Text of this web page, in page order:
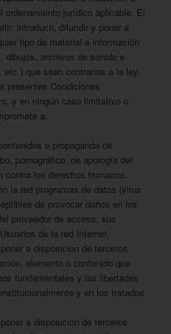
ordenamiento jurídico aplicable. El
introducir, difundir y poner a
tipo de material e información
dibujos, archivos de sonido e
que sean contrarios a la ley,
presentes Condiciones
y en ningún caso limitativo o
a:
o propaganda de
pornográfico, de apología del
contra los derechos humanos.
la red programas de datos (virus
de provocar daños en los
proveedor de acceso, sus
de la red Internet.
a disposición de terceros
elemento o contenido que
fundamentales y las libertades
y en los tratados
a disposición de terceros